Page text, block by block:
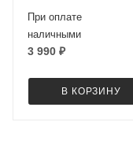
При оплате
наличными
3 990 ₽
В КОРЗИНУ